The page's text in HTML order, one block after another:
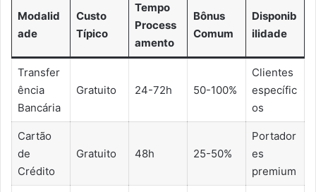
Modalid
ade
Custo
Típico
Tempo
Process
amento
Bônus
Comum
Disponib
ilidade
Transfer
ência
Bancária
Gratuito 24-72h 50-100%
Clientes
específic
os
Cartão
de
Crédito
Gratuito 48h 25-50%
Portador
es
premium